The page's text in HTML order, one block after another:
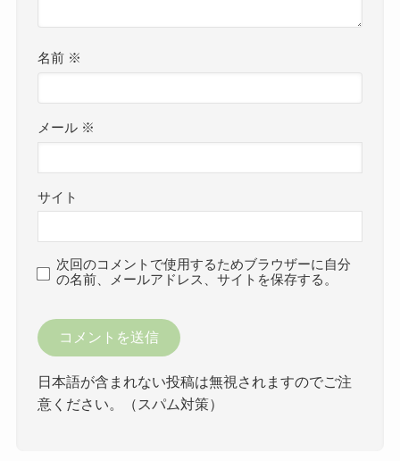
名前 ※
メール ※
サイト
次回のコメントで使用するためブラウザーに自分
の名前、メールアドレス、サイトを保存する。
日本語が含まれない投稿は無視されますのでご注
意ください。（スパム対策）